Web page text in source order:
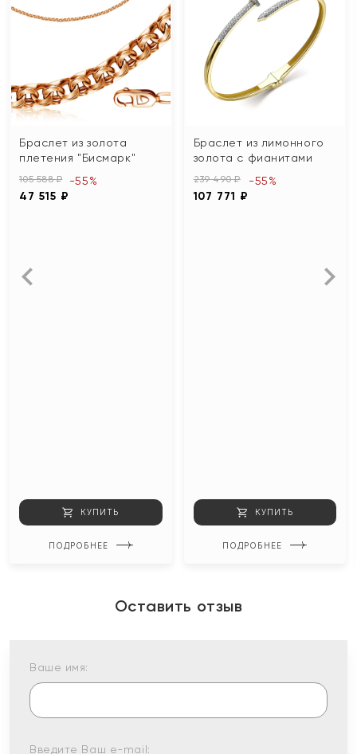
Браслет из золота
плетения "Бисмарк"
105 588 ₽
47 515 ₽
-55%
КУПИТЬ
ПОДРОБНЕЕ
Браслет из лимонного
золота с фианитами
239 490 ₽
107 771 ₽
-55%
КУПИТЬ
ПОДРОБНЕЕ
Оставить отзыв
Ваше имя:
Введите Ваш e-mail: